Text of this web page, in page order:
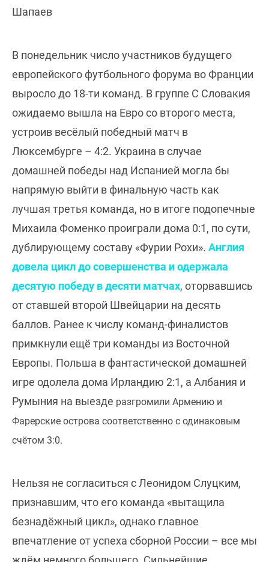
Шапаев
В понедельник число участников будущего
европейского футбольного форума во Франции
выросло до 18-ти команд. В группе C Словакия
ожидаемо вышла на Евро со второго места,
устроив весёлый победный матч в
Люксембурге – 4:2. Украина в случае
домашней победы над Испанией могла бы
напрямую выйти в финальную часть как
лучшая третья команда, но в итоге подопечные
Михаила Фоменко проиграли дома 0:1, по сути,
дублирующему составу «Фурии Рохи». Англия
довела цикл до совершенства и одержала
десятую победу в десяти матчах, оторвавшись
от ставшей второй Швейцарии на десять
баллов. Ранее к числу команд-финалистов
примкнули ещё три команды из Восточной
Европы. Польша в фантастической домашней
игре одолела дома Ирландию 2:1, а Албания и
Румыния на выезде разгромили Армению и
Фарерские острова соответственно с одинаковым
счётом 3:0.
Нельзя не согласиться с Леонидом Слуцким,
признавшим, что его команда «вытащила
безнадёжный цикл», однако главное
впечатление от успеха сборной России – все мы